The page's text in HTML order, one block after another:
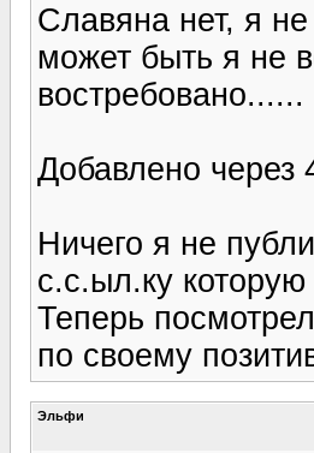
Славяна нет, я
может быть я не
востребовано......
Добавлено через
Ничего я не
с.с.ыл.ку
Теперь
по своему
Эльфи